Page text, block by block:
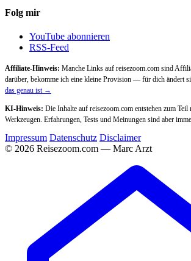
Folg mir
YouTube abonnieren
RSS-Feed
Affiliate-Hinweis: Manche Links auf reisezoom.com sind
darüber, bekomme ich eine kleine Provision — für dich ändert
das genau ist →
KI-Hinweis: Die Inhalte auf reisezoom.com entstehen zum
Werkzeugen. Erfahrungen, Tests und Meinungen sind aber
Impressum Datenschutz Disclaimer
© 2026 Reisezoom.com — Marc Arzt